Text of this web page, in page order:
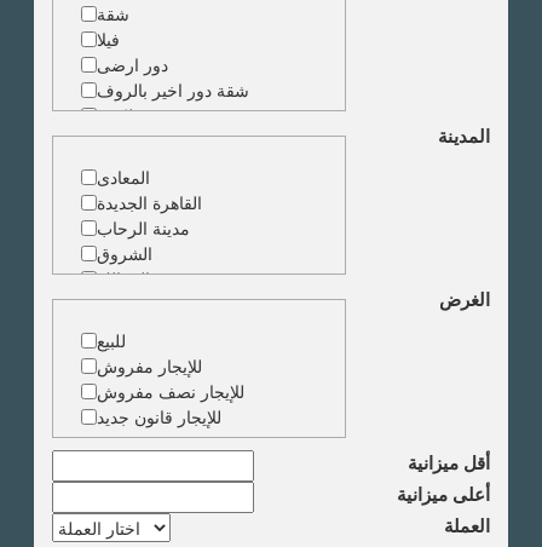
شقة
فيلا
دور ارضى
شقة دور اخير بالروف
شقة دوبلكس
شقة حجرة واحدة
ارض
مبنى
المدينة
المعادى
القاهرة الجديدة
مدينة الرحاب
الشروق
الزمالك
جاردن سيتى
دقى
المهندسين
الجيزة
العجوزة
وسط البلد
مصر الجديدة
مدينة نصر
السادس من اكتوبر
الشيخ زايد
الغرض
للبيع
للإيجار مفروش
للإيجار نصف مفروش
للإيجار قانون جديد
أقل ميزانية
أعلى ميزانية
العملة